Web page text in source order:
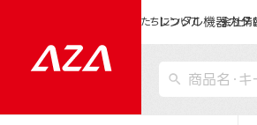
レンタル機器カタ
私たちについて 会社情